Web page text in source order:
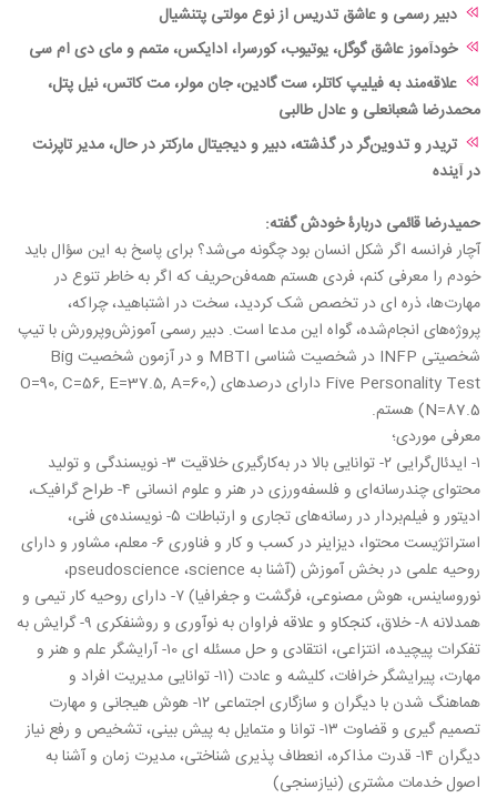
دبیر رسمی و عاشق تدریس از نوع مولتی پتنشیال
خودآموز عاشق گوگل، یوتیوب، کورسرا، ادایکس، متمم و مای دی ام سی
علاقه‌مند به فیلیپ کاتلر، ست گادین، جان مولر، مت کاتس، نیل پتل،
محمدرضا شعبانعلی و عادل طالبی
تریدر و تدوین‌گر در گذشته، دبیر و دیجیتال مارکتر در حال، مدیر تاپرنت
در آینده
حمیدرضا قائمی دربارۀ خودش گفته:
آچار فرانسه اگر شکل انسان بود چگونه می‌شد؟ برای پاسخ به این سؤال باید
خودم را معرفی کنم، فردی هستم همه‌فن‌حریف که اگر به خاطر تنوع در
مهارت‌ها، ذره ای در تخصص شک کردید، سخت در اشتباهید، چراکه،
پروژه‌های انجام‌شده، گواه این مدعا است. دبیر رسمی آموزش‌وپرورش با تیپ
شخصیتی INFP در شخصیت شناسی MBTI و در آزمون شخصیت Big
Five Personality Test دارای درصدهای (O=90, C=56, E=37.5, A=60,
N=87.5) هستم.
معرفی موردی؛
۱- ایدئال‌گرایی ۲- توانایی بالا در به‌کارگیری خلاقیت ۳- نویسندگی و تولید
محتوای چندرسانه‌ای و فلسفه‌ورزی در هنر و علوم انسانی ۴- طراح گرافیک،
ادیتور و فیلم‌بردار در رسانه‌های تجاری و ارتباطات ۵- نویسنده‌ی فنی،
استراتژیست محتوا، دیزاینر در کسب و کار و فناوری ۶- معلم، مشاور و دارای
روحیه علمی در بخش آموزش (آشنا به pseudoscience ،science،
نوروساینس، هوش مصنوعی، فرگشت و جغرافيا) ۷- دارای روحیه کار تیمی و
همدلانه ۸- خلاق، کنجکاو و علاقه فراوان به نوآوری و روشنفکری ۹- گرایش به
تفکرات پیچیده، انتزاعی، انتقادی و حل مسئله ای ۱0- آرایشگر علم و هنر و
مهارت، پیرایشگر خرافات، کلیشه و عادت (۱۱- توانایی مدیریت افراد و
هماهنگ شدن با دیگران و سازگاری اجتماعی ۱۲- هوش هیجانی و مهارت
تصمیم گیری و قضاوت ۱۳- توانا و متمایل به پیش بینی، تشخیص و رفع نیاز
دیگران ۱۴- قدرت مذاکره، انعطاف پذیری شناختی، مدیرت زمان و آشنا به
اصول خدمات مشتری (نیازسنجی)